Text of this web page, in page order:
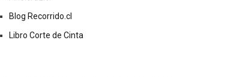
Blog Recorrido.cl
Libro Corte de Cinta